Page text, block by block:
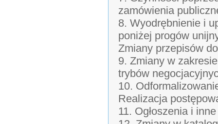
zamówienia
8. Wyodrębnienie i
poniżej progów
Zmiany przepisów
9. Zmiany w
trybów
10.
Realizacja
11. Ogłoszenia i